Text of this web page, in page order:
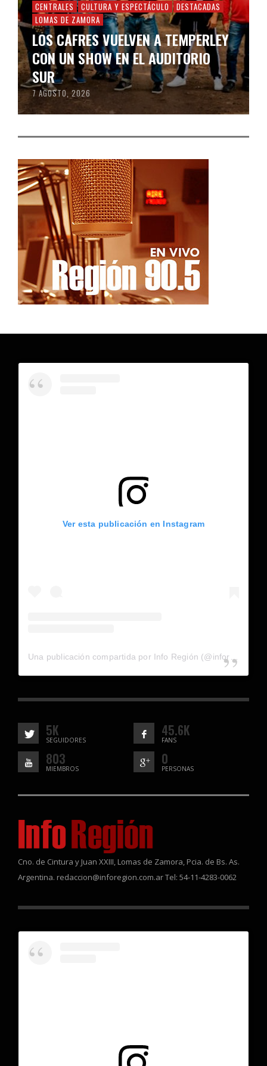
CENTRALES CULTURA Y ESPECTÁCULO
DESTACADAS
LOMAS DE ZAMORA
LOS CAFRES VUELVEN A TEMPERLEY
CON UN SHOW EN EL AUDITORIO
SUR
7 AGOSTO, 2026
Ver esta publicación en Instagram
5K
SEGUIDORES
45.6K
FANS
803
MIEMBROS
0
PERSONAS
Cno. de Cintura y Juan XXIII, Lomas de Zamora, Pcia. de Bs. As.
Argentina. redaccion@inforegion.com.ar Tel: 54-11-4283-0062